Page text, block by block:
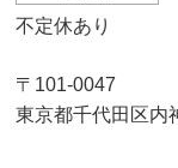
不定休あり
〒101-0047
東京都千代田区内